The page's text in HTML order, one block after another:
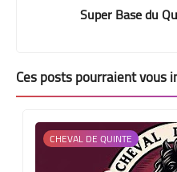
Super Base du
Ces posts pourraient vous
CHEVAL DE QUINTE